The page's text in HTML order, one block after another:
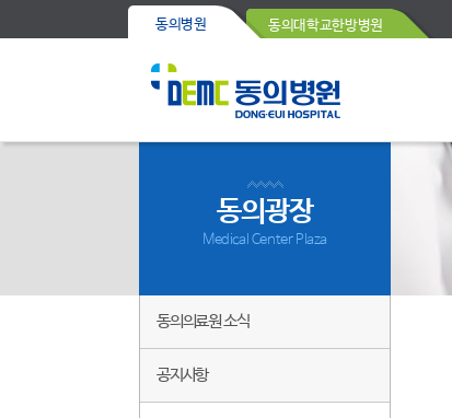
동의병원 동의대학교한방병원
동의광장
Medical Center Plaza
동의의료원 소식
공지사항